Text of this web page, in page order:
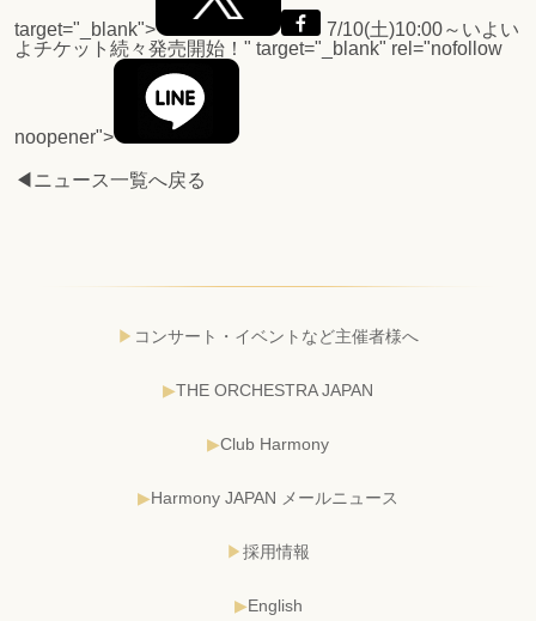
target="_blank">
7/10(土)10:00～いよい
よチケット続々発売開始！" target="_blank" rel="nofollow
noopener">
◀ニュース一覧へ戻る
コンサート・イベントなど主催者様へ
THE ORCHESTRA JAPAN
Club Harmony
Harmony JAPAN メールニュース
採用情報
English